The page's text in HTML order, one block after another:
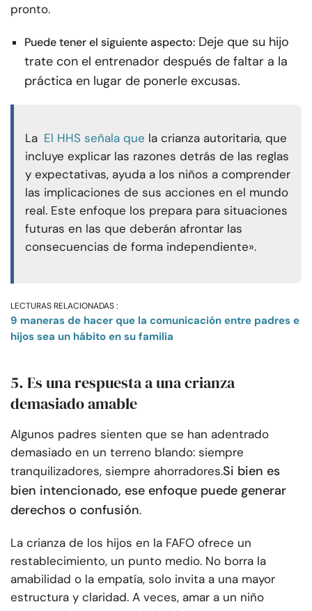
pronto.
Puede tener el siguiente aspecto: Deje que su hijo
trate con el entrenador después de faltar a la
práctica en lugar de ponerle excusas.
La El HHS señala que la crianza autoritaria, que
incluye explicar las razones detrás de las reglas
y expectativas, ayuda a los niños a comprender
las implicaciones de sus acciones en el mundo
real. Este enfoque los prepara para situaciones
futuras en las que deberán afrontar las
consecuencias de forma independiente».
LECTURAS RELACIONADAS :
9 maneras de hacer que la comunicación entre padres e
hijos sea un hábito en su familia
5. Es una respuesta a una crianza
demasiado amable
Algunos padres sienten que se han adentrado
demasiado en un terreno blando: siempre
tranquilizadores, siempre ahorradores.Si bien es
bien intencionado, ese enfoque puede generar
derechos o confusión.
La crianza de los hijos en la FAFO ofrece un
restablecimiento, un punto medio. No borra la
amabilidad o la empatía, solo invita a una mayor
estructura y claridad. A veces, amar a un niño